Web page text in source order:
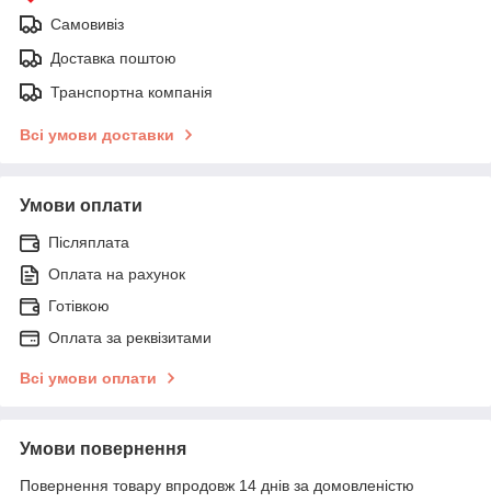
Самовивіз
Доставка поштою
Транспортна компанія
Всі умови доставки
Умови оплати
Післяплата
Оплата на рахунок
Готівкою
Оплата за реквізитами
Всі умови оплати
Умови повернення
Повернення товару впродовж 14 днів за домовленістю